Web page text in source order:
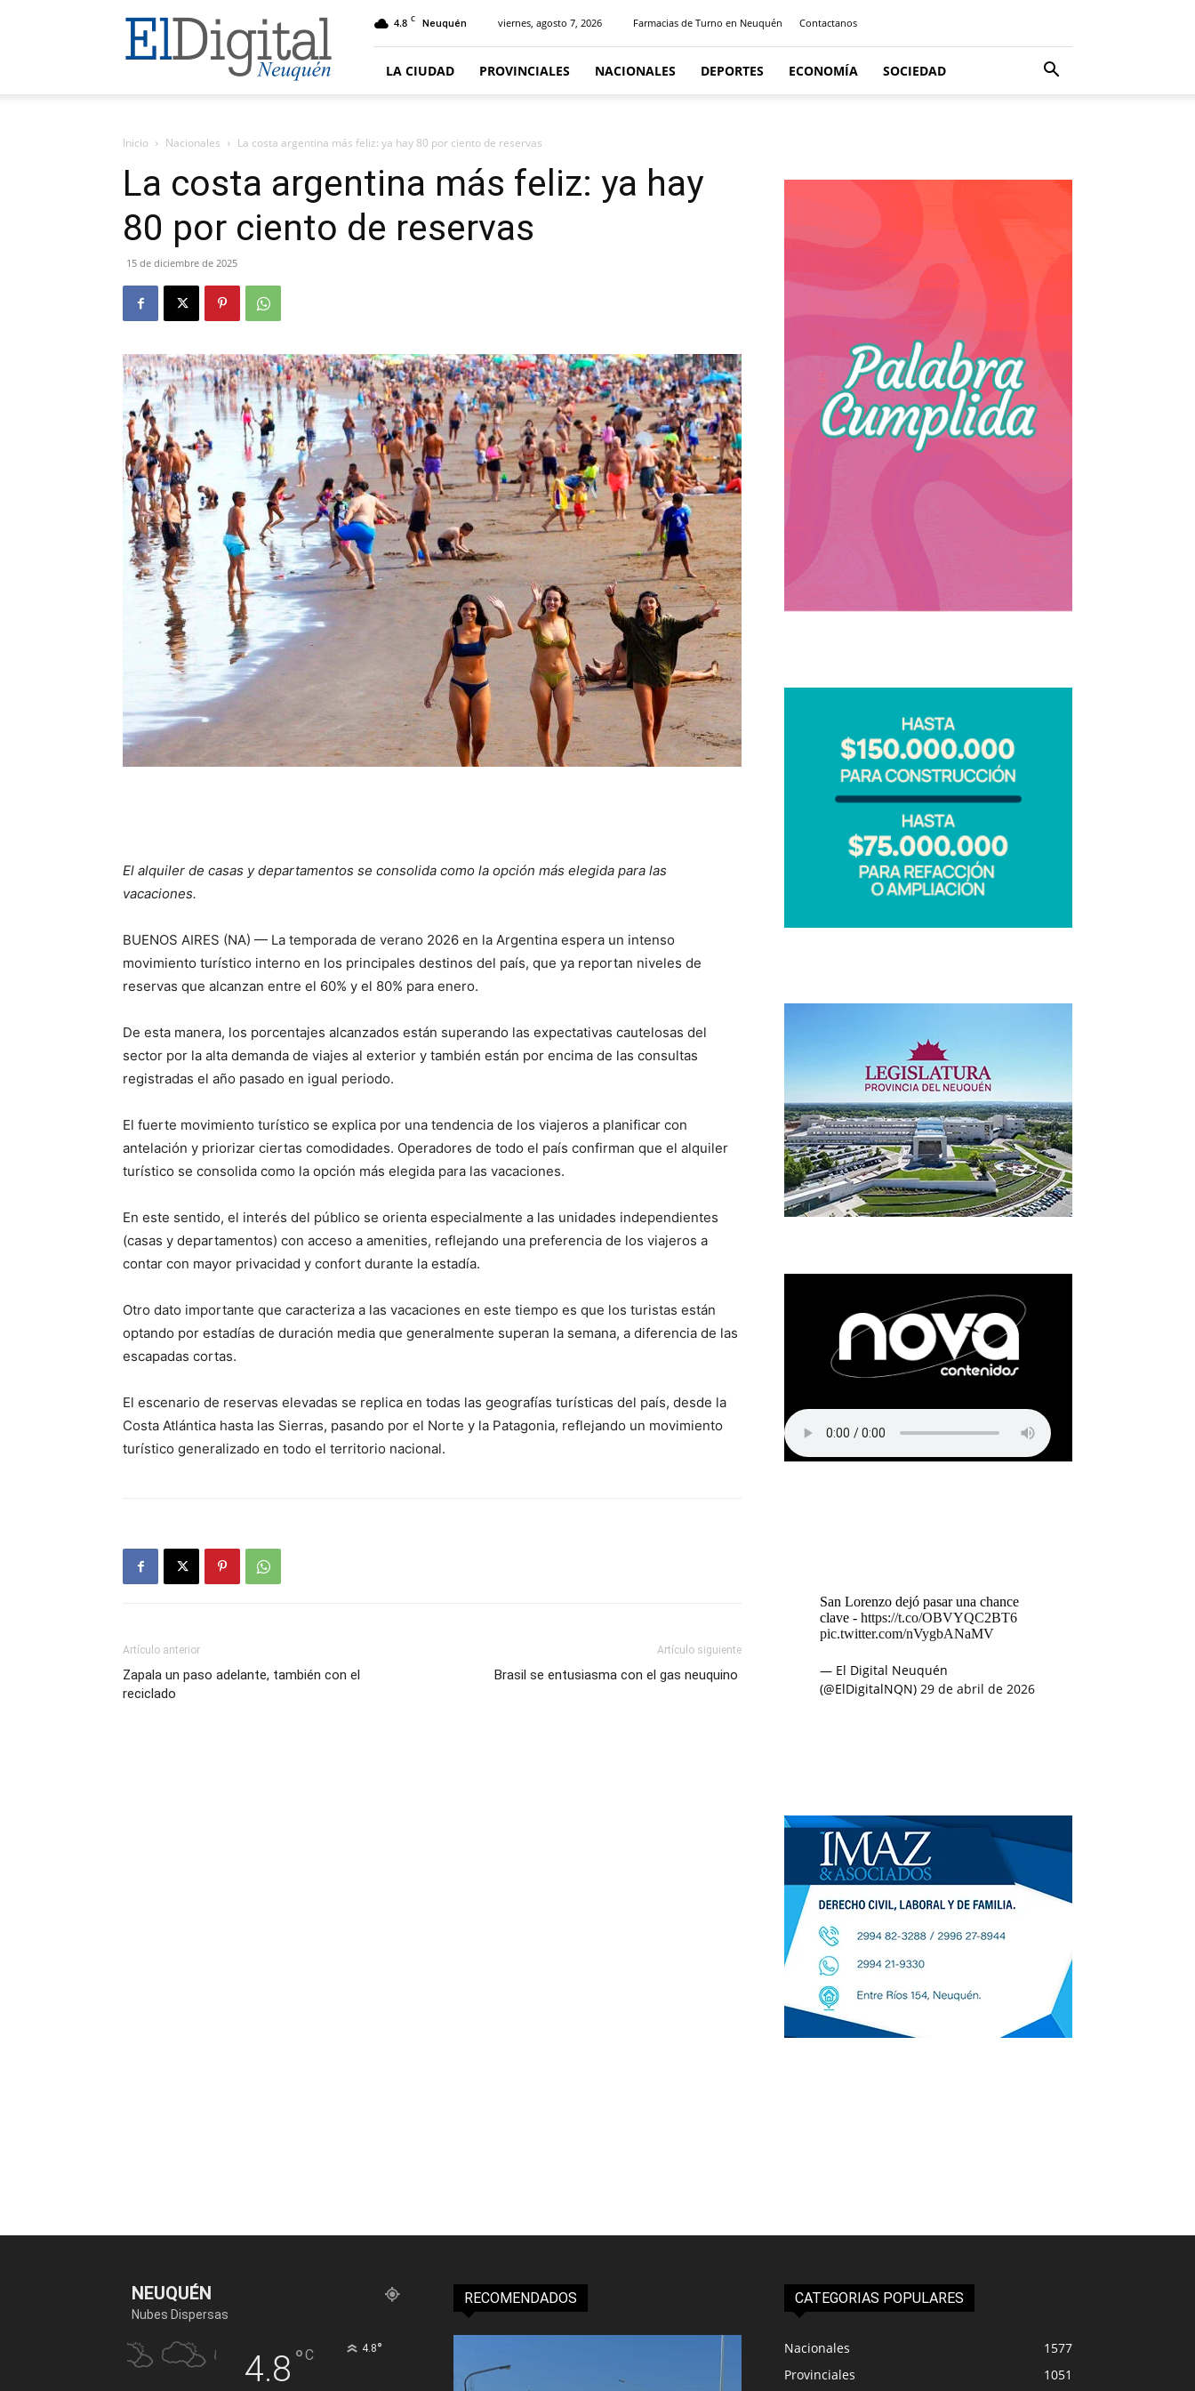
El
Digital
Neuquen
4.8 C Neuquén viernes, agosto 7, 2026 Farmacias de Turno en Neuquén Contactanos
LA CIUDAD PROVINCIALES NACIONALES DEPORTES ECONOMÍA SOCIEDAD
Inicio Nacionales La costa argentina más feliz: ya hay 80 por ciento de reservas
La costa argentina más feliz: ya hay
80 por ciento de reservas
15 de diciembre de 2025
El alquiler de casas y departamentos se consolida como la opción más elegida para las
vacaciones.
BUENOS AIRES (NA) — La temporada de verano 2026 en la Argentina espera un intenso
movimiento turístico interno en los principales destinos del país, que ya reportan niveles de
reservas que alcanzan entre el 60% y el 80% para enero.
De esta manera, los porcentajes alcanzados están superando las expectativas cautelosas del
sector por la alta demanda de viajes al exterior y también están por encima de las consultas
registradas el año pasado en igual periodo.
El fuerte movimiento turístico se explica por una tendencia de los viajeros a planificar con
antelación y priorizar ciertas comodidades. Operadores de todo el país confirman que el alquiler
turístico se consolida como la opción más elegida para las vacaciones.
En este sentido, el interés del público se orienta especialmente a las unidades independientes
(casas y departamentos) con acceso a amenities, reflejando una preferencia de los viajeros a
contar con mayor privacidad y confort durante la estadía.
Otro dato importante que caracteriza a las vacaciones en este tiempo es que los turistas están
optando por estadías de duración media que generalmente superan la semana, a diferencia de las
escapadas cortas.
El escenario de reservas elevadas se replica en todas las geografías turísticas del país, desde la
Costa Atlántica hasta las Sierras, pasando por el Norte y la Patagonia, reflejando un movimiento
turístico generalizado en todo el territorio nacional.
Artículo anterior
Zapala un paso adelante, también con el
reciclado
Artículo siguiente
Brasil se entusiasma con el gas neuquino
San Lorenzo dejó pasar una chance
clave - https://t.co/OBVYQC2BT6
pic.twitter.com/nVygbANaMV
— El Digital Neuquén
(@ElDigitalNQN) 29 de abril de 2026
NEUQUÉN
Nubes Dispersas
4.8 °C 4.8°
RECOMENDADOS CATEGORIAS POPULARES
Nacionales
1577
Provinciales
1051